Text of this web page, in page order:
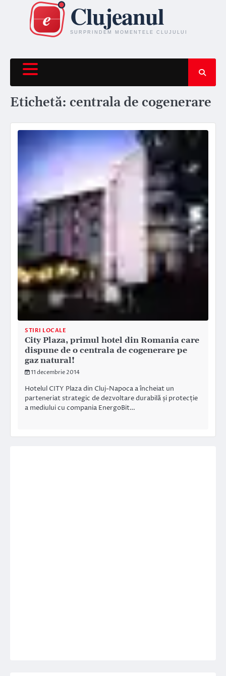
content
Etichetă: centrala de cogenerare
STIRI LOCALE
City Plaza, primul hotel din Romania care
dispune de o centrala de cogenerare pe
gaz natural!
11 decembrie 2014
Hotelul CITY Plaza din Cluj-Napoca a încheiat un
parteneriat strategic de dezvoltare durabilă și protecție
a mediului cu compania EnergoBit…